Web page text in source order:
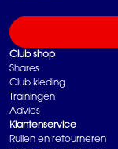
Club shop
Shares
Club kleding
Trainingen
Advies
Klantenservice
Ruilen en retourneren